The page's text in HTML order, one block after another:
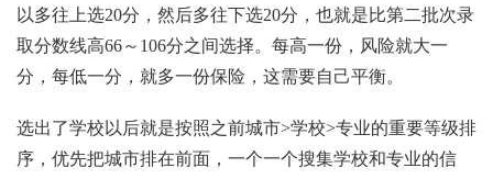
以多往上选20分，然后多往下选20分，也就是比第二批次录
取分数线高66～106分之间选择。每高一份，风险就大一
分，每低一分，就多一份保险，这需要自己平衡。
选出了学校以后就是按照之前城市>学校>专业的重要等级排
序，优先把城市排在前面，一个一个搜集学校和专业的信